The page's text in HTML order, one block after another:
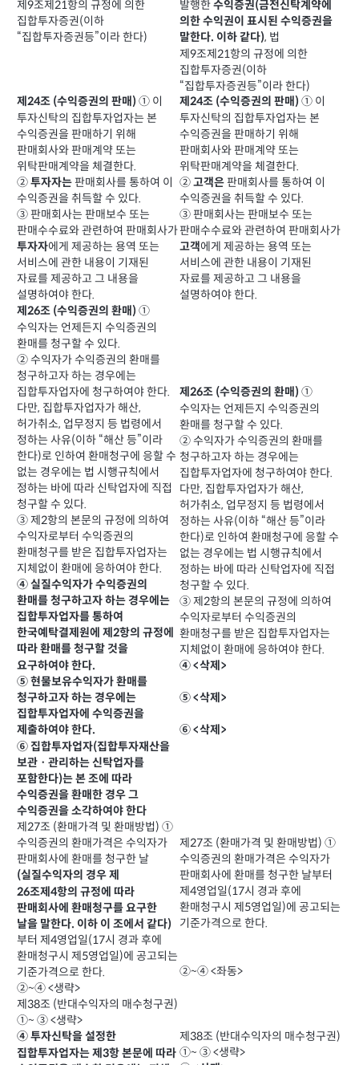
제9조제21항의 규정에 의한
집합투자증권(이하
“집합투자증권등”이라 한다)
발행한수익증권(금전신탁계약에
의한 수익권이 표시된 수익증권을
말한다. 이하 같다), 법
제9조제21항의 규정에 의한
집합투자증권(이하
“집합투자증권등”이라 한다)
제24조 (수익증권의 판매) ① 이
투자신탁의 집합투자업자는 본
수익증권을 판매하기 위해
판매회사와 판매계약 또는
위탁판매계약을 체결한다.
②투자자는판매회사를 통하여 이
수익증권을 취득할 수 있다.
③ 판매회사는 판매보수 또는
판매수수료와 관련하여 판매회사가
투자자에게 제공하는 용역 또는
서비스에 관한 내용이 기재된
자료를 제공하고 그 내용을
설명하여야 한다.
제24조 (수익증권의 판매) ① 이
투자신탁의 집합투자업자는 본
수익증권을 판매하기 위해
판매회사와 판매계약 또는
위탁판매계약을 체결한다.
②고객은판매회사를 통하여 이
수익증권을 취득할 수 있다.
③ 판매회사는 판매보수 또는
판매수수료와 관련하여 판매회사가
고객에게 제공하는 용역 또는
서비스에 관한 내용이 기재된
자료를 제공하고 그 내용을
설명하여야 한다.
제26조 (수익증권의 환매) ①
수익자는 언제든지 수익증권의
환매를 청구할 수 있다.
② 수익자가 수익증권의 환매를
청구하고자 하는 경우에는
집합투자업자에 청구하여야 한다.
다만, 집합투자업자가 해산,
허가취소, 업무정지 등 법령에서
정하는 사유(이하 “해산 등”이라
한다)로 인하여 환매청구에 응할 수
없는 경우에는 법 시행규칙에서
정하는 바에 따라 신탁업자에 직접
청구할 수 있다.
③ 제2항의 본문의 규정에 의하여
수익자로부터 수익증권의
환매청구를 받은 집합투자업자는
지체없이 환매에 응하여야 한다.
④ 실질수익자가 수익증권의
환매를 청구하고자 하는 경우에는
집합투자업자를 통하여
한국예탁결제원에 제2항의 규정에
따라 환매를 청구할 것을
요구하여야 한다.
⑤ 현물보유수익자가 환매를
청구하고자 하는 경우에는
집합투자업자에 수익증권을
제출하여야 한다.
⑥ 집합투자업자(집합투자재산을
보관ㆍ관리하는 신탁업자를
포함한다)는 본 조에 따라
수익증권을 환매한 경우 그
수익증권을 소각하여야 한다
제26조 (수익증권의 환매) ①
수익자는 언제든지 수익증권의
환매를 청구할 수 있다.
② 수익자가 수익증권의 환매를
청구하고자 하는 경우에는
집합투자업자에 청구하여야 한다.
다만, 집합투자업자가 해산,
허가취소, 업무정지 등 법령에서
정하는 사유(이하 “해산 등”이라
한다)로 인하여 환매청구에 응할 수
없는 경우에는 법 시행규칙에서
정하는 바에 따라 신탁업자에 직접
청구할 수 있다.
③ 제2항의 본문의 규정에 의하여
수익자로부터 수익증권의
환매청구를 받은 집합투자업자는
지체없이 환매에 응하여야 한다.
④ <삭제>
⑤ <삭제>
⑥ <삭제>
제27조 (환매가격 및 환매방법) ①
수익증권의 환매가격은 수익자가
판매회사에 환매를 청구한 날
(실질수익자의 경우 제
26조제4항의 규정에 따라
판매회사에 환매청구를 요구한
날을 말한다. 이하 이 조에서 같다)
부터 제4영업일(17시 경과 후에
환매청구시 제5영업일)에 공고되는
기준가격으로 한다.
②~④ <생략>
제27조 (환매가격 및 환매방법) ①
수익증권의 환매가격은 수익자가
판매회사에 환매를 청구한 날부터
제4영업일(17시 경과 후에
환매청구시 제5영업일)에 공고되는
기준가격으로 한다.
②~④ <좌동>
제38조 (반대수익자의 매수청구권)
①~ ③ <생략>
④ 투자신탁을 설정한
집합투자업자는 제3항 본문에 따라
제38조 (반대수익자의 매수청구권)
①~ ③ <생략>